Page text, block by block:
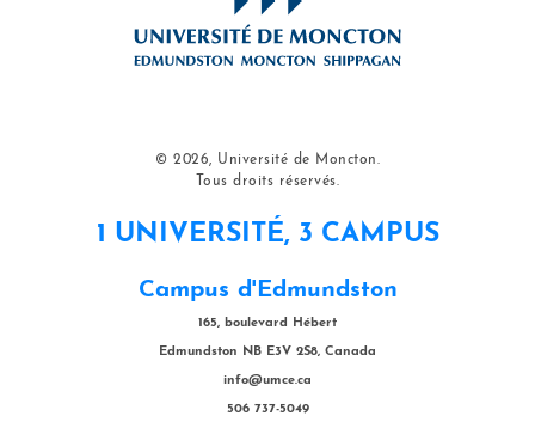
© 2026, Université de Moncton.
Tous droits réservés.
1 UNIVERSITÉ, 3 CAMPUS
Campus d'Edmundston
165, boulevard Hébert
Edmundston NB E3V 2S8, Canada
info@umce.ca
506 737-5049